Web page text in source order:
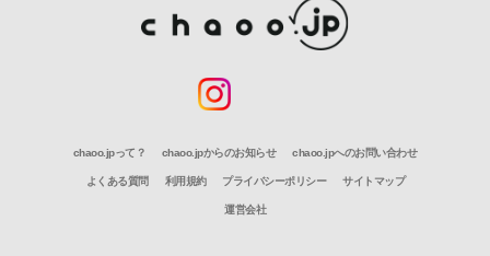
chaoo.jpって？ chaoo.jpからのお知らせ chaoo.jpへのお問い合わせ
よくある質問 利用規約 プライバシーポリシー サイトマップ
運営会社